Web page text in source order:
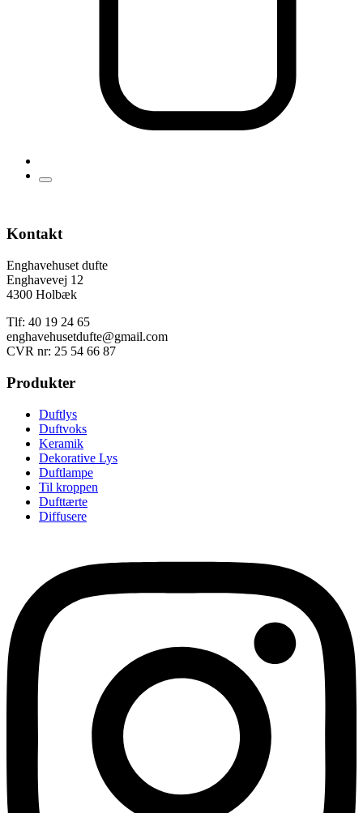
Kontakt
Enghavehuset dufte
Enghavevej 12
4300 Holbæk
Tlf: 40 19 24 65
enghavehusetdufte@gmail.com
CVR nr: 25 54 66 87
Produkter
Duftlys
Duftvoks
Keramik
Dekorative Lys
Duftlampe
Til kroppen
Dufttærte
Diffusere